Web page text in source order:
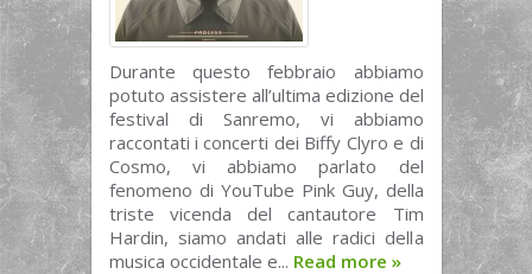
Durante questo febbraio abbiamo
potuto assistere all’ultima edizione del
festival di Sanremo, vi abbiamo
raccontati i concerti dei Biffy Clyro e di
Cosmo, vi abbiamo parlato del
fenomeno di YouTube Pink Guy, della
triste vicenda del cantautore Tim
Hardin, siamo andati alle radici della
musica occidentale e... Read more »